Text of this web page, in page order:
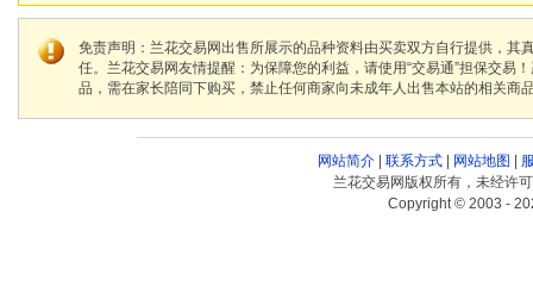
免责声明：兰花交易网出售所展示的品种资料由买卖双方自行提供，
任。兰花交易网友情提醒：为保障您的利益，请使用“交易通”担保交
品，需在家长陪同下购买，禁止任何商家向未成年人出售本站的相关商
网站简介| 联系方式| 网站地图
兰花交易网版权所有，未经许
Copyright © 2003 -